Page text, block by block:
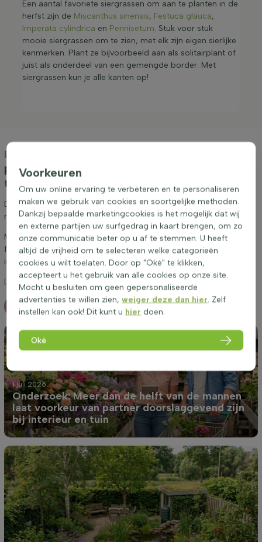
Een aantal favoriete siergrassen om aan te planten in de
herfst zijn de Miscanthus sinensis, Festuca glauca,
Imperata cylindrica en Pennisetum. Stuk voor stuk
mooie siergrassen om te zien, met elk zijn eigen sierlijke
kenmerken. Plant ze bijvoorbeeld aan als solitairplant of
juist als onderdeel van een gemengde border. Met
siergrassen kun je alle kanten op!
Blog
Persoonlijk advies, inspiratie en onze beste
tips!
Dit is de plek om inspiratie op te doen als het aankomt op het
realiseren van een groenproject, van welk formaat dan ook.
Maandelijks verschijnt hier een nieuw blogartikel met leuke tips en
feitjes en daarnaast staan ook onze social media kanalen vol met
inspirerende berichten.
Laat u vooral verrassen en volg ons!
1 juli 2026
Onderzoek: Meer dan de helft van de mannen
laat voorkeur van partner doorslaggevend zijn
bij interieur en tuin
Voorkeuren
Om uw online ervaring te verbeteren en te personaliseren
maken we gebruik van cookies en soortgelijke methoden.
Dankzij bepaalde marketingcookies is het mogelijk dat wij
en externe partijen uw surfgedrag in kaart brengen, om zo
onze communicatie beter op u af te stemmen. U heeft
altijd de vrijheid om te selecteren welke categorieën
cookies u wilt toelaten. Door op "Oké" te klikken,
accepteert u het gebruik van alle cookies op onze site.
Mocht u besluiten om geen gepersonaliseerde
advertenties te willen zien,weiger deze dan hier. Zelf
instellen kan ook! Dit kunt u hier doen.
Oké